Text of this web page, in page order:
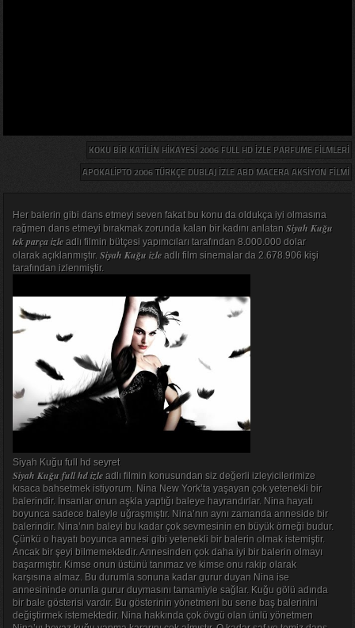
KOKU BIR KATILIN HIKAYESI 2006 FULL HD IZLE PARFUME FILMLERI
APOKALIPTO 2006 TÜRKÇE DUBLAJ IZLE ABD MACERA AKSIYON FILMI
Her balerin gibi dans etmeyi seven fakat bu konu da oldukça iyi olmasına
rağmen dans etmeyi bırakmak zorunda kalan bir kadını anlatan Siyah Kuğu
tek parça izleadlı filmin bütçesi yapımcıları tarafından 8.000.000 dolar
olarak açıklanmıştır. Siyah Kuğu izleadlı film sinemalar da 2.678.906 kişi
tarafından izlenmiştir.
Siyah Kuğu full hd seyret
Siyah Kuğu full hd izleadlı filmin konusundan siz değerli izleyicilerimize
kısaca bahsetmek istiyorum. Nina New York’ta yaşayan çok yetenekli bir
balerindir. İnsanlar onun aşkla yaptığı baleye hayrandırlar. Nina hayatı
boyunca sadece baleyle uğraşmıştır. Nina’nın aynı zamanda anneside bir
balerindir. Nina’nın baleyi bu kadar çok sevmesinin en büyük örneği budur.
Çünkü o hayatı boyunca annesi gibi yetenekli bir balerin olmak istemiştir.
Ancak bir şeyi bilmemektedir. Annesinden çok daha iyi bir balerin olmayı
başarmıştır. Kimse onun üstünü tanımaz ve kimse onu rakip olarak
karşısına almaz. Bu durumla sonuna kadar gurur duyan Nina ise
annesininde onunla gurur duymasını tamamiyle sağlar. Kuğu gölü adında
bir bale gösterisi vardır. Bu gösterinin yönetmeni bu sene baş balerinini
değiştirmek istemektedir. Nina hakkında çok övgü olan ünlü yönetmen